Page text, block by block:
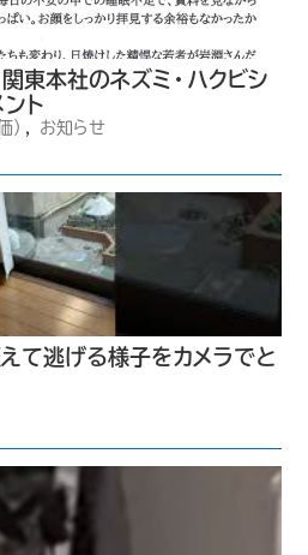
関東本社のネズミ・ハクビシ
ト
） ,
お知らせ
て逃げる様子をカメラでと